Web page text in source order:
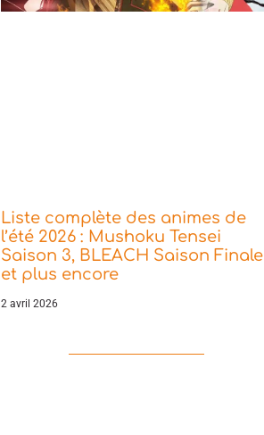
Liste complète des animes de
l’été 2026 : Mushoku Tensei
Saison 3, BLEACH Saison Finale
et plus encore
2 avril 2026